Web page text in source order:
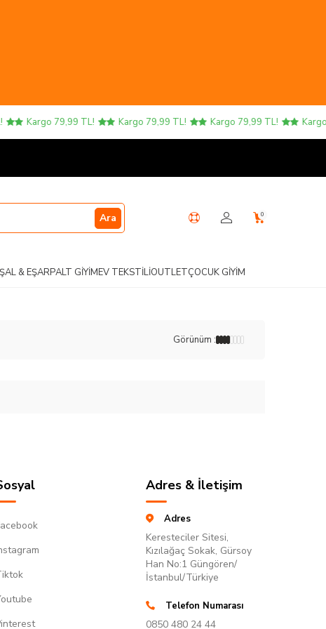
Kargo 79,99 TL! Kargo 79,99 TL! Kargo 79,99 TL! Kargo
Ara 0
ŞAL & EŞARPALT GIYIMEV TEKSTILIOUTLETÇOCUK GIYIM
Görünüm :
Adres & İletişim
Adres
Keresteciler Sitesi,
Kızılağaç Sokak, Gürsoy
Han No:1 Güngören/
İstanbul/Türkiye
Telefon Numarası
0850 480 24 44